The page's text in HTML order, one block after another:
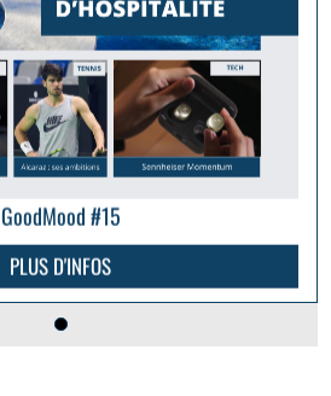
GoodMood #15
PLUS D'INFOS